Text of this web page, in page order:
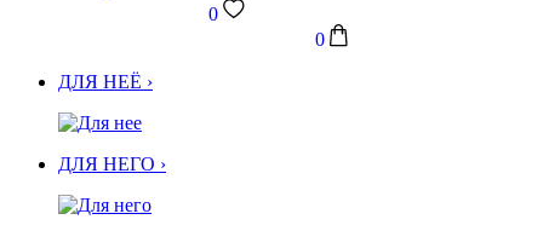
0
0
ДЛЯ НЕЁ ›
ДЛЯ НЕГО ›